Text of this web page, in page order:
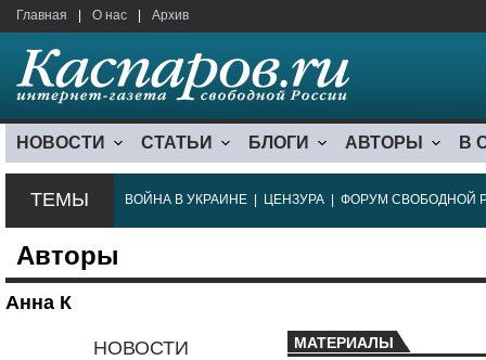
Главная О нас Архив
НОВОСТИ СТАТЬИ БЛОГИ АВТОРЫ В
ТЕМЫ ВОЙНА В УКРАИНЕ ЦЕНЗУРА ФОРУМ СВОБОДНОЙ
Авторы
Анна К
НОВОСТИ МАТЕРИАЛЫ